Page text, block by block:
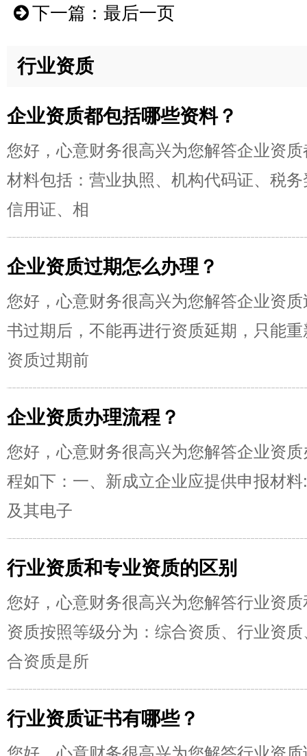
下一篇： 最后一页
行业资质
企业资质都包括哪些资料？
您好，心意财务很高兴为您解答企业资
材料包括：营业执照、机构代码证、税
信用证、相
企业资质过期怎么办理？
您好，心意财务很高兴为您解答企业资
书过期后，不能再进行资质延期，只能
资质过期前
企业资质办理流程？
您好，心意财务很高兴为您解答企业资
程如下：一、新成立企业应提供申报材
及其电子
行业资质和专业资质的区别
您好，心意财务很高兴为您解答行业资
资质按照等级分为：综合资质、行业资
合资质是所
行业资质证书有哪些？